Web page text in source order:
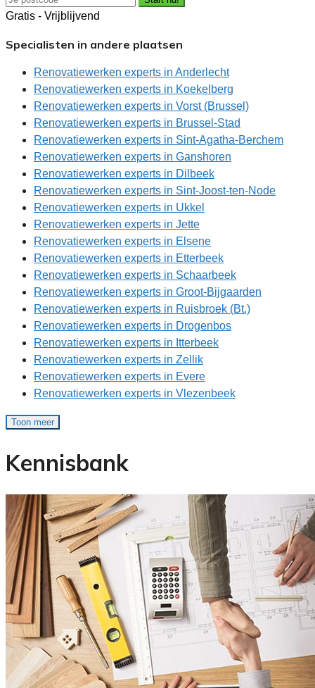
Gratis - Vrijblijvend
Specialisten in andere plaatsen
Renovatiewerken experts in Anderlecht
Renovatiewerken experts in Koekelberg
Renovatiewerken experts in Vorst (Brussel)
Renovatiewerken experts in Brussel-Stad
Renovatiewerken experts in Sint-Agatha-Berchem
Renovatiewerken experts in Ganshoren
Renovatiewerken experts in Dilbeek
Renovatiewerken experts in Sint-Joost-ten-Node
Renovatiewerken experts in Ukkel
Renovatiewerken experts in Jette
Renovatiewerken experts in Elsene
Renovatiewerken experts in Etterbeek
Renovatiewerken experts in Schaarbeek
Renovatiewerken experts in Groot-Bijgaarden
Renovatiewerken experts in Ruisbroek (Bt.)
Renovatiewerken experts in Drogenbos
Renovatiewerken experts in Itterbeek
Renovatiewerken experts in Zellik
Renovatiewerken experts in Evere
Renovatiewerken experts in Vlezenbeek
Toon meer
Kennisbank